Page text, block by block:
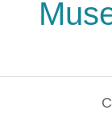
Passar para o